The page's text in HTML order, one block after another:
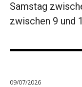
Samstag
zwischen 9 und
09/07/2026